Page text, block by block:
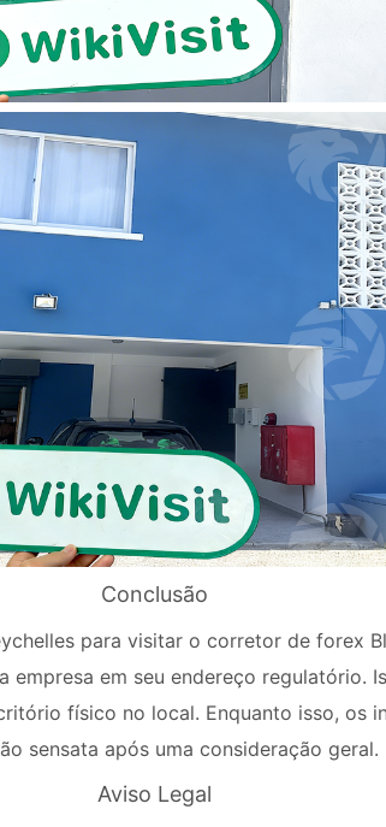
Conclusão
para visitar o corretor de forex
empresa em seu endereço regulatório.
físico no local. Enquanto isso, os
sensata após uma consideração geral.
Aviso Legal